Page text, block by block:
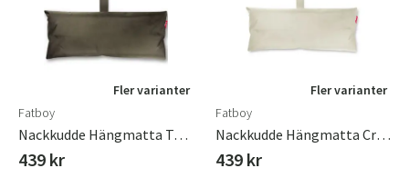
Fler varianter
Fatboy
Nackkudde Hängmatta Taupe
439 kr
Fler varianter
Fatboy
Nackkudde Hängmatta Cream
439 kr